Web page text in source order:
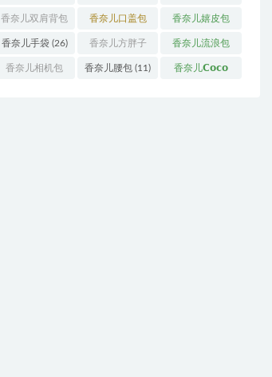
包 (11) (12) (13)
香奈儿双肩背包
(13)
香奈儿口盖包
(55)
香奈儿嬉皮包
(10)
香奈儿手袋(26) 香奈儿方胖子
(11)
香奈儿流浪包
(10)
香奈儿相机包 香奈儿腰包 (11) 香奈儿𝗖𝗼𝗰𝗼